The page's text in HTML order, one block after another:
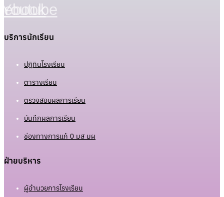
Youtube
บริการนักเรียน
ปฎิทินโรงเรียน
ตารางเรียน
ตรวจสอบผลการเรียน
บันทึกผลการเรียน
ช่องทางการแก้ 0 มส มผ
ฝ่ายบริหาร
ผู้อำนวยการโรงเรียน